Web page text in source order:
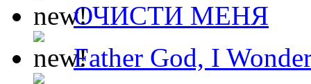
ОЧИСТИ МЕНЯ
Father God, I